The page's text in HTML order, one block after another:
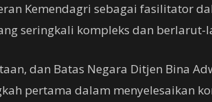
Kemendagri sebagai fasilitator
seringkali kompleks dan berlarut-
dan Batas Negara Ditjen Bina
pertama dalam menyelesaikan